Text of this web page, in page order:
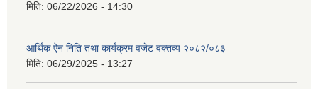
मिति: 06/22/2026 - 14:30
आर्थिक ऐन निति तथा कार्यक्रम वजेट वक्तव्य २०८२/०८३
मिति: 06/29/2025 - 13:27